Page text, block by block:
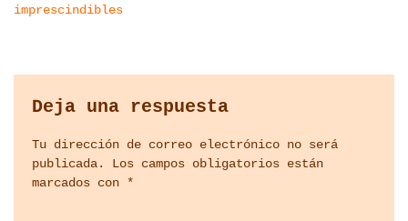
imprescindibles
Deja una respuesta
Tu dirección de correo electrónico no será
publicada.
Los campos obligatorios están
marcados con *